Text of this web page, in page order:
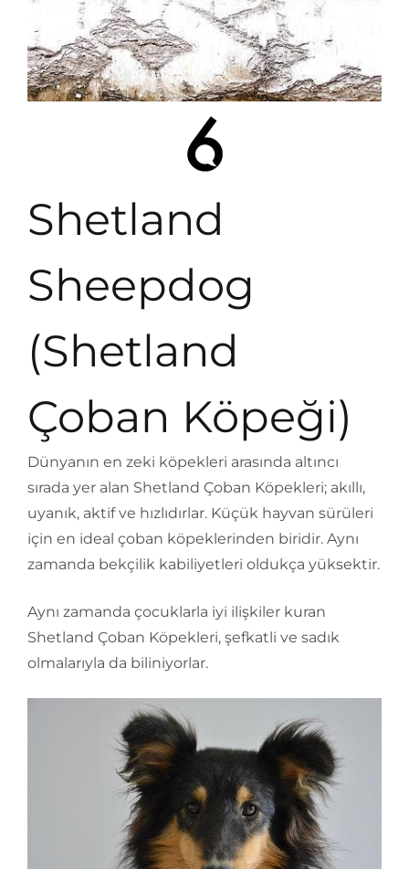
Shetland
Sheepdog
(Shetland
Çoban Köpeği)
Dünyanın en zeki köpekleri arasında altıncı
sırada yer alan Shetland Çoban Köpekleri; akıllı,
uyanık, aktif ve hızlıdırlar. Küçük hayvan sürüleri
için en ideal çoban köpeklerinden biridir. Aynı
zamanda bekçilik kabiliyetleri oldukça yüksektir.
Aynı zamanda çocuklarla iyi ilişkiler kuran
Shetland Çoban Köpekleri, şefkatli ve sadık
olmalarıyla da biliniyorlar.